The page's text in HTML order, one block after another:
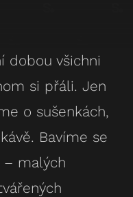
dobou všichni
si přáli. Jen
o sušenkách,
Bavíme se
– malých